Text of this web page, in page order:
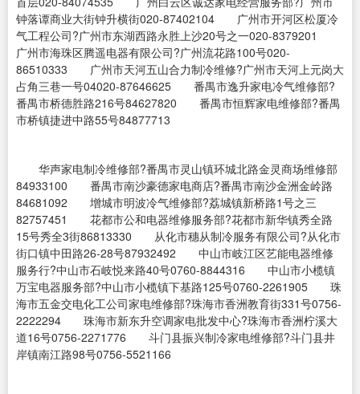
钟落谭商业大街钟升横街020-87402104 广州市开河区松厦冷
气工程公司?广州市东湖西路永胜上沙20号之一020-8379201
广州市海珠区腾遥电器有限公司?广州流花路100号020-
86510333 广州市天河五山合力制冷维修?广州市天河上元岗大
占角三巷一号04020-87646625 番禺市逸升家电冷气维修部?
番禺市桥德胜路216号84627820 番禺市恒辉家电维修部?番禺
市桥镇捷进中路55号84877713
华声家电制冷维修部?番禺市灵山镇环城北路金灵商场维修部
84933100 番禺市南沙豪德家电商店?番禺市南沙金洲金岭路
84681092 增城市明波冷气维修部?荔城镇新桥路1号之三
82757451 花都市公和电器维修服务部?花都市新华镇秀全路
15号秀全3街86813330 从化市穗从制冷服务有限公司?从化市
街口镇中田路26-28号87932492 中山市岐江区艺能电器维修
服务行?中山市石岐悦来路40号0760-8844316 中山市小榄镇
万宝电器服务部?中山市小榄镇下基路125号0760-2261905 珠
海市五金交电化工公司家电维修部?珠海市香洲教育街331号0756-
2222294 珠海市新东升空调家电批发中心?珠海市香洲柠溪大
道16号0756-2271776 斗门县振兴制冷家电维修部?斗门县井
岸镇南江路98号0756-5521166